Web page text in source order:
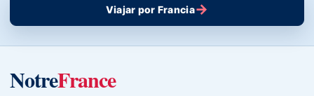
Viajar por Francia→
NotreFrance